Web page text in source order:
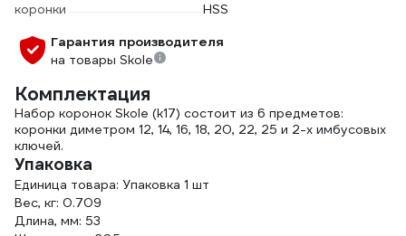
коронки
HSS
Гарантия производителя
на товары Skole
Комплектация
Набор коронок Skole (k17) состоит из 6 предметов:
коронки диметром 12, 14, 16, 18, 20, 22, 25 и 2-х имбусовых
ключей.
Упаковка
Единица товара: Упаковка 1 шт
Вес, кг: 0.709
Длина, мм: 53